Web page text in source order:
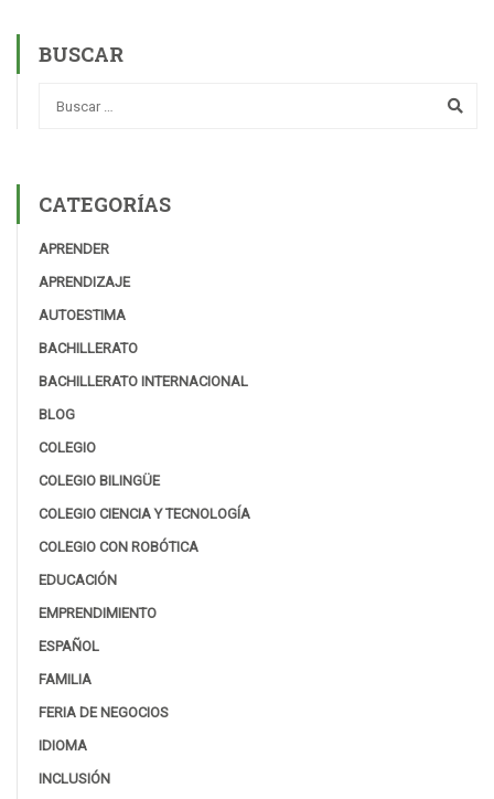
BUSCAR
CATEGORÍAS
APRENDER
APRENDIZAJE
AUTOESTIMA
BACHILLERATO
BACHILLERATO INTERNACIONAL
BLOG
COLEGIO
COLEGIO BILINGÜE
COLEGIO CIENCIA Y TECNOLOGÍA
COLEGIO CON ROBÓTICA
EDUCACIÓN
EMPRENDIMIENTO
ESPAÑOL
FAMILIA
FERIA DE NEGOCIOS
IDIOMA
INCLUSIÓN